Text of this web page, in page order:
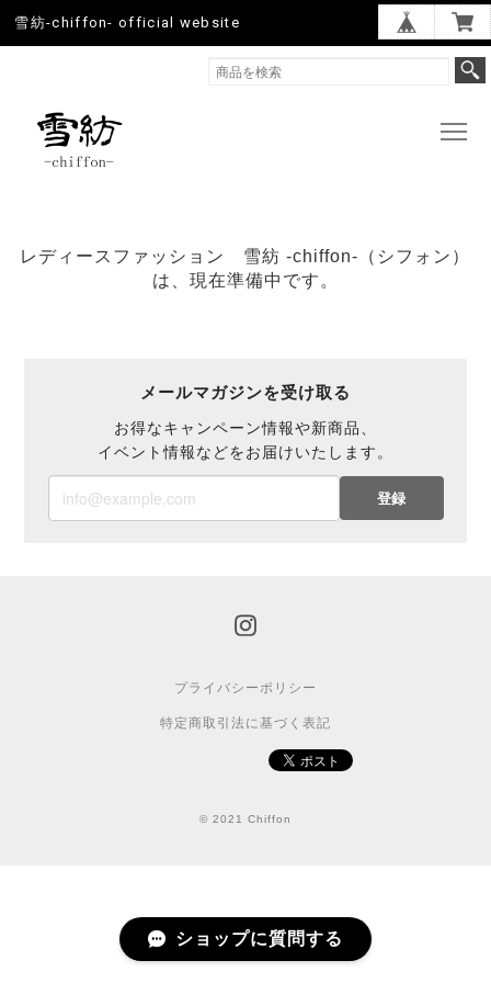
雪紡-chiffon- official website
レディースファッション 雪紡 -chiffon-（シフォン）
は、現在準備中です。
メールマガジンを受け取る
お得なキャンペーン情報や新商品、
イベント情報などをお届けいたします。
登録
プライバシーポリシー
特定商取引法に基づく表記
© 2021 Chiffon
ショップに質問する